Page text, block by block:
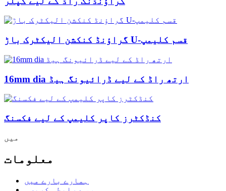
گراؤنڈ کنکشن الیکٹرک باڑ U-قسم کلیمپ
16mm dia ارتھ راڈ کے لیے ڈرائیونگ ہیڈ
کنڈکٹرز کاپر کلیمپ کے لیے فکسنگ
میں
معلومات
ہمارے بارے میں